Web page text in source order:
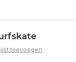
toevoegen